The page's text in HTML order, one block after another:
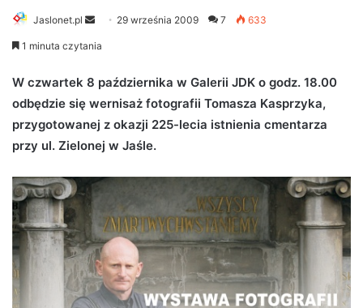
Jaslonet.pl
e
d
a
n
m
a
i
29 września 2009 7 633
1 minuta czytania
W czwartek 8 października w Galerii JDK o godz. 18.00
odbędzie się wernisaż fotografii Tomasza Kasprzyka,
przygotowanej z okazji 225-lecia istnienia cmentarza
przy ul. Zielonej w Jaśle.